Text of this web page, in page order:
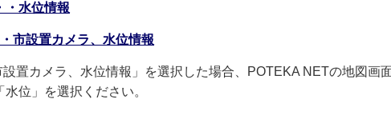
・水位情報
市設置カメラ、水位情報
置カメラ、水位情報」を選択した場合、POTEKA NETの地図画
位」を選択ください。